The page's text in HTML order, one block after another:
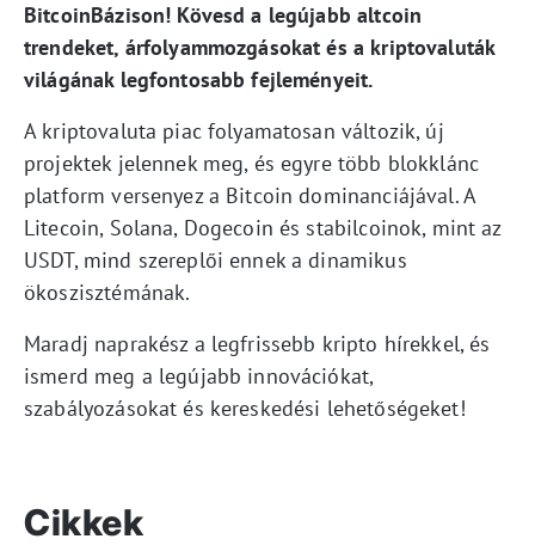
BitcoinBázison! Kövesd a legújabb altcoin
trendeket, árfolyammozgásokat és a kriptovaluták
világának legfontosabb fejleményeit.
A kriptovaluta piac folyamatosan változik, új
projektek jelennek meg, és egyre több blokklánc
platform versenyez a Bitcoin dominanciájával. A
Litecoin, Solana, Dogecoin és stabilcoinok, mint az
USDT, mind szereplői ennek a dinamikus
ökoszisztémának.
Maradj naprakész a legfrissebb kripto hírekkel, és
ismerd meg a legújabb innovációkat,
szabályozásokat és kereskedési lehetőségeket!
Cikkek